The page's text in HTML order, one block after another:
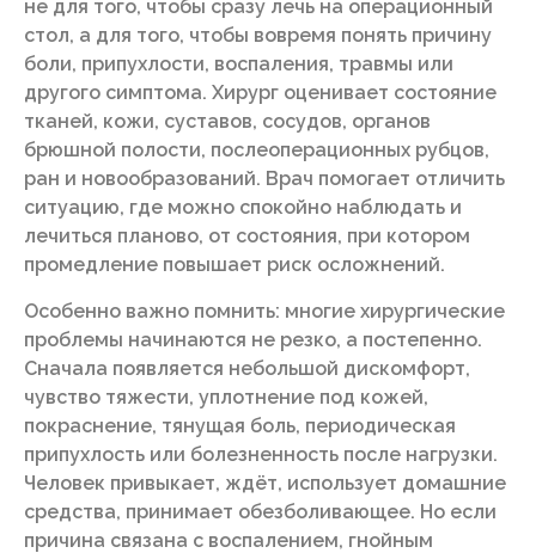
не для того, чтобы сразу лечь на операционный
стол, а для того, чтобы вовремя понять причину
боли, припухлости, воспаления, травмы или
другого симптома. Хирург оценивает состояние
тканей, кожи, суставов, сосудов, органов
брюшной полости, послеоперационных рубцов,
ран и новообразований. Врач помогает отличить
ситуацию, где можно спокойно наблюдать и
лечиться планово, от состояния, при котором
промедление повышает риск осложнений.
Особенно важно помнить: многие хирургические
проблемы начинаются не резко, а постепенно.
Сначала появляется небольшой дискомфорт,
чувство тяжести, уплотнение под кожей,
покраснение, тянущая боль, периодическая
припухлость или болезненность после нагрузки.
Человек привыкает, ждёт, использует домашние
средства, принимает обезболивающее. Но если
причина связана с воспалением, гнойным